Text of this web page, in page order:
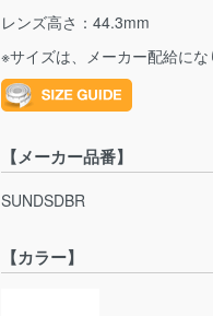
レンズ高さ：44.3mm
※サイズは、メーカー配給にな
【メーカー品番】
SUNDSDBR
【カラー】